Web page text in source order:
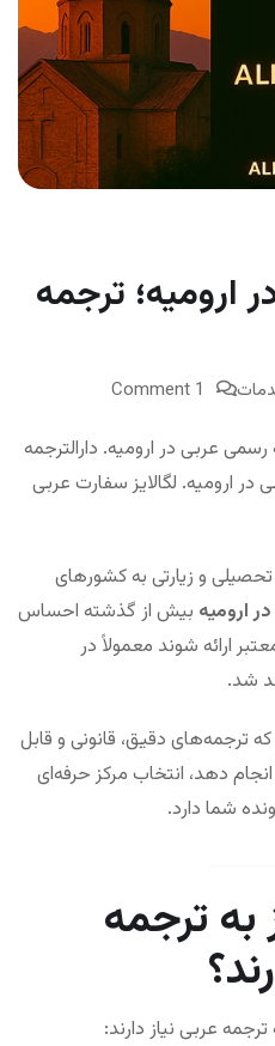
ارومیه؛ ترجمه
1 Comment
عربی در ارومیه. دارالترجمه
ارومیه. لگالایز سفارت عربی
و زیارتی به کشورهای
ارومیه بیش از گذشته احساس
ارائه شوند معمولاً در
شد.
ترجمه‌های دقیق، قانونی و قابل
دهد، انتخاب مرکز حرفه‌ای
شما دارد.
به ترجمه
عربی نیاز دارند: